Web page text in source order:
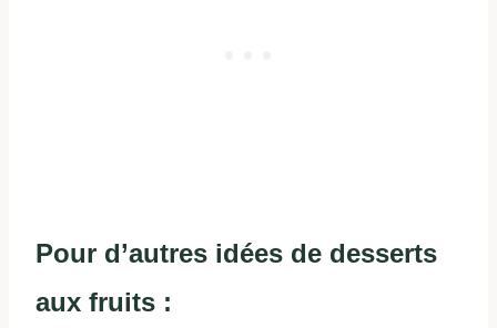
Pour d’autres idées de desserts
aux fruits :